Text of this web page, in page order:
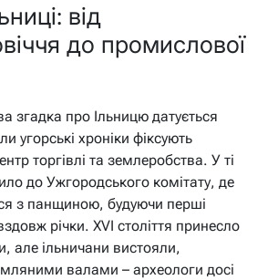
від
до промислової
згадка про Ільницю датується
угорські хроніки фіксують
торгівлі та землеробства. У ті
до Ужгородського комітату, де
з панщиною, будуючи перші
річки. XVI століття принесло
але ільничани вистояли,
валами – археологи досі